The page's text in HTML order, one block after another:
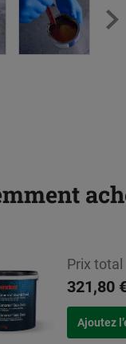
Prix total
321,80